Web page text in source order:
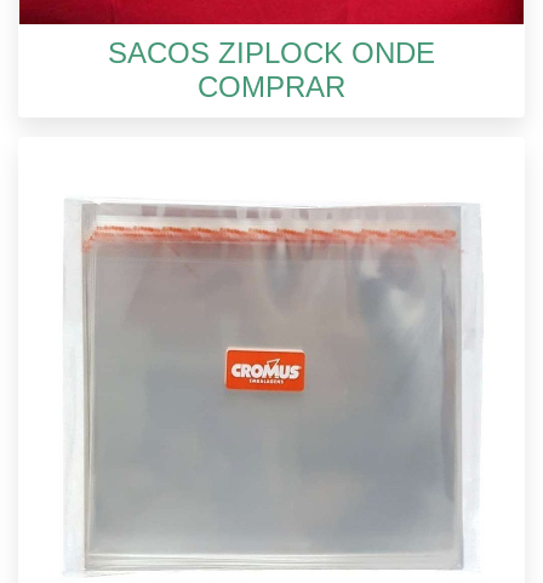
SACOS ZIPLOCK ONDE
COMPRAR